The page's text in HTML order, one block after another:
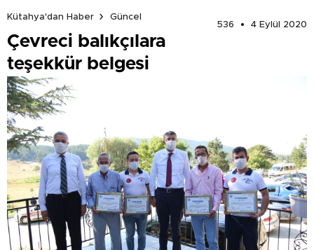
Kütahya'dan Haber
Güncel
536
4 Eylül 2020
Çevreci balıkçılara
teşekkür belgesi